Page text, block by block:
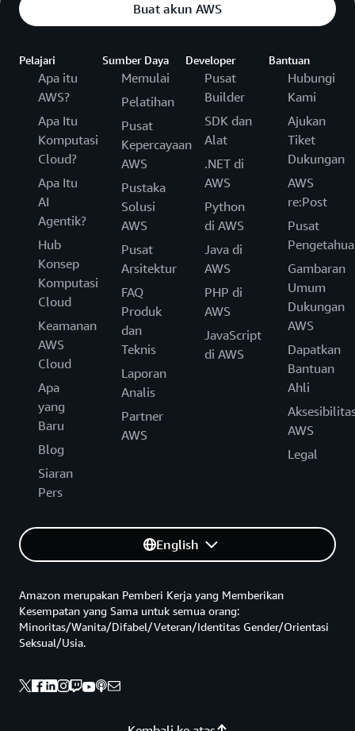
Buat akun AWS
Pelajari
Apa itu
AWS?
Apa Itu
Komputasi
Cloud?
Apa Itu
AI
Agentik?
Hub
Konsep
Komputasi
Cloud
Keamanan
AWS
Cloud
Apa
yang
Baru
Blog
Siaran
Pers
Sumber Daya
Memulai
Pelatihan
Pusat
Kepercayaan
AWS
Pustaka
Solusi
AWS
Pusat
Arsitektur
FAQ
Produk
dan
Teknis
Laporan
Analis
Partner
AWS
Developer
Pusat
Builder
SDK dan
Alat
.NET di
AWS
Python
di AWS
Java di
AWS
PHP di
AWS
JavaScript
di AWS
Bantuan
Hubungi
Kami
Ajukan
Tiket
Dukungan
AWS
re:Post
Pusat
Gambaran
Umum
Dukungan
AWS
Dapatkan
Bantuan
Ahli
AWS
Legal
English
Amazon merupakan Pemberi Kerja yang Memberikan
Kesempatan yang Sama untuk semua orang:
Minoritas/Wanita/Difabel/Veteran/Identitas Gender/Orientasi
Seksual/Usia.